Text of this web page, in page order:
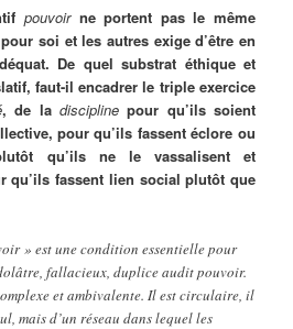
pouvoirne portent pas le même
soi et les autres exige d’être en
De quel substrat éthique et
faut-il encadrer le triple exercice
, de la discipline pour qu’ils soient
pour qu’ils fassent éclore ou
qu’ils ne le vassalisent et
qu’ils fassent lien social plutôt que
» est une condition essentielle pour
fallacieux, duplice audit pouvoir.
et ambivalente. Il est circulaire, il
mais d’un réseau dans lequel les